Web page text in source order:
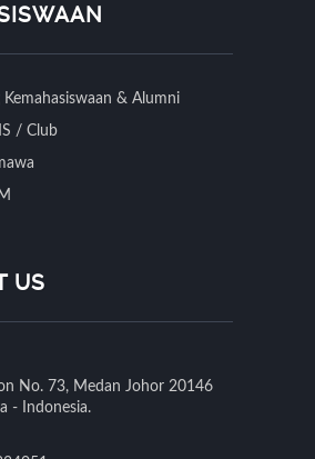
Kemahasiswaan & Alumni
/ Club
US
No. 73, Medan Johor 20146
- Indonesia.